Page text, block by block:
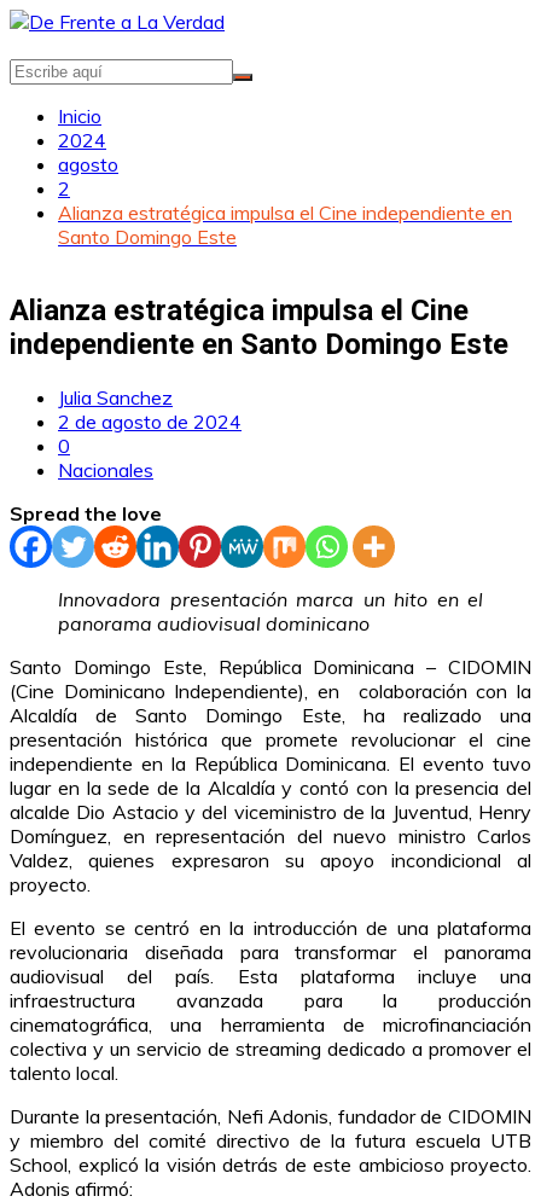
Saltar
contenido
Inicio
2024
agosto
2
Alianza estratégica impulsa el Cine independiente en
Santo Domingo Este
Alianza estratégica impulsa el Cine
independiente en Santo Domingo Este
Julia Sanchez
2 de agosto de 2024
0
Nacionales
Spread the love
Innovadora presentación marca un hito en el
panorama audiovisual dominicano
Santo Domingo Este, República Dominicana – CIDOMIN
(Cine Dominicano Independiente), en
colaboración con la
Alcaldía de Santo Domingo Este, ha realizado una
presentación histórica que promete revolucionar el cine
independiente en la República Dominicana. El evento tuvo
lugar en la sede de la Alcaldía y contó con la presencia del
alcalde Dio Astacio y del viceministro de la Juventud, Henry
Domínguez, en representación del nuevo ministro Carlos
Valdez, quienes expresaron su apoyo incondicional al
proyecto.
El evento se centró en la introducción de una plataforma
revolucionaria diseñada para transformar el panorama
audiovisual del país. Esta plataforma incluye una
infraestructura avanzada para la producción
cinematográfica, una herramienta de microfinanciación
colectiva y un servicio de streaming dedicado a promover el
talento local.
Durante la presentación, Nefi Adonis, fundador de CIDOMIN
y miembro del comité directivo de la futura escuela UTB
School, explicó la visión detrás de este ambicioso proyecto.
Adonis afirmó: